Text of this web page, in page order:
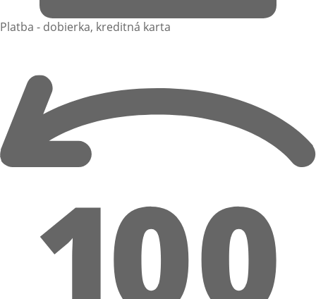
Platba - dobierka, kreditná karta